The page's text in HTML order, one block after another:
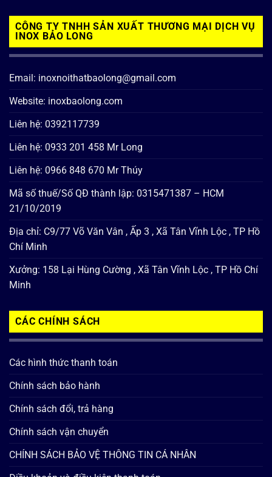
CÔNG TY TNHH SẢN XUẤT THƯƠNG MẠI DỊCH VỤ
INOX BẢO LONG
Email: inoxnoithatbaolong@gmail.com
Website: inoxbaolong.com
Liên hệ: 0392117739
Liên hệ: 0933 201 458 Mr Long
Liên hệ: 0966 848 670 Mr Thúy
Mã số thuế/Số QĐ thành lập: 0315471387 – HCM
21/10/2019
Địa chỉ: C9/77 Võ Văn Vân , Ấp 3 , Xã Tân Vĩnh Lộc , TP Hồ
Chí Minh
Xưởng: 158 Lại Hùng Cường , Xã Tân Vĩnh Lộc , TP Hồ Chí
Minh
CÁC CHÍNH SÁCH
Các hình thức thanh toán
Chính sách bảo hành
Chính sách đổi, trả hàng
Chính sách vận chuyển
CHÍNH SÁCH BẢO VỆ THÔNG TIN CÁ NHÂN